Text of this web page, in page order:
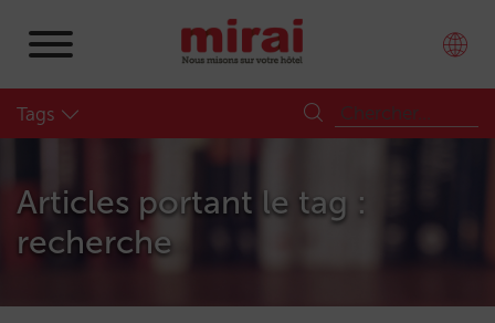
Tags
Articles portant le tag :
recherche